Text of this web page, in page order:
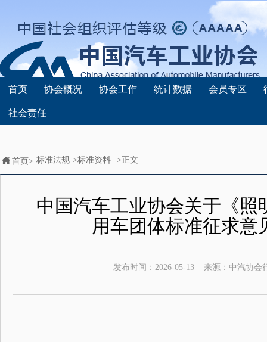
首页 协会概况 协会工作 统计数据 会员专区
社会责任
首页> 标准法规 >标准资料 >正文
中国汽车工业协会关于《照
用车团体标准征求意
发布时间： 2026-05-13 来源： 中汽协会